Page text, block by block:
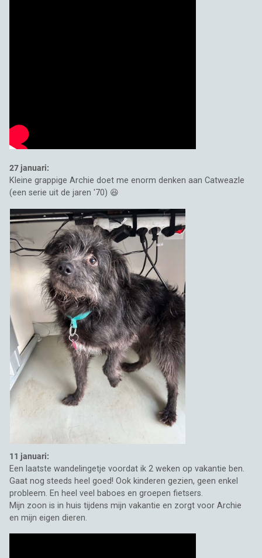
27 januari:
Kleine grappige Archie doet me enorm denken aan Catweazle
(een serie uit de jaren '70) 😆
11 januari:
Een laatste wandelingetje voordat ik 2 weken op vakantie ben.
Gaat nog steeds heel goed! Ook kinderen gezien, geen enkel
probleem. En heel veel baboes en groepen fietsers.
Mijn zoon is in huis tijdens mijn vakantie en zorgt voor Archie
en mijn eigen dieren.